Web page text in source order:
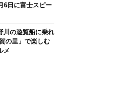
日に富士スピー
川の遊覧船に乗れ
の里」で楽しむ
メ